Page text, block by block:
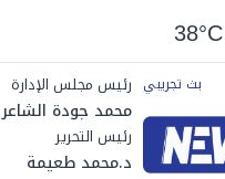
38°C
رئيس مجلس الإدارة
محمد جودة الشاعر
رئيس التحرير
د.محمد طعيمة